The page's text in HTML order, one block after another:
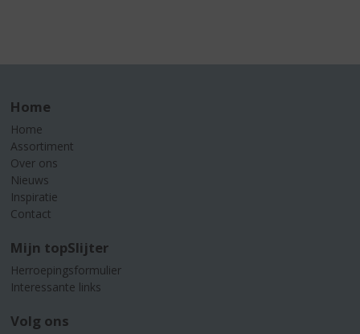
Home
Home
Assortiment
Over ons
Nieuws
Inspiratie
Contact
Mijn topSlijter
Herroepingsformulier
Interessante links
Volg ons